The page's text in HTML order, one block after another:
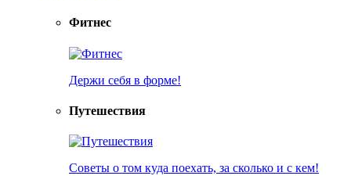
Фитнес
Держи себя в форме!
Путешествия
Советы о том куда поехать, за сколько и с кем!